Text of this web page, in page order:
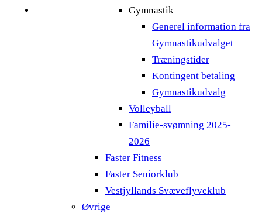
Gymnastik
Generel information fra
Gymnastikudvalget
Træningstider
Kontingent betaling
Gymnastikudvalg
Volleyball
Familie-svømning 2025-
2026
Faster Fitness
Faster Seniorklub
Vestjyllands Svæveflyveklub
Øvrige